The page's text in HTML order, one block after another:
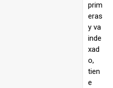
prim
eras
y va
inde
xad
o,
tien
e